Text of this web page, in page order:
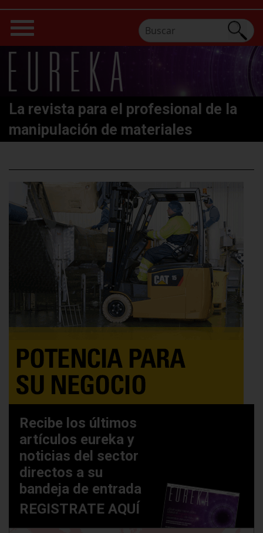
La revista para el profesional de la
manipulación de materiales
Recibe los últimos
artículos eureka y
noticias del sector
directos a su
bandeja de entrada
REGISTRATE AQUÍ